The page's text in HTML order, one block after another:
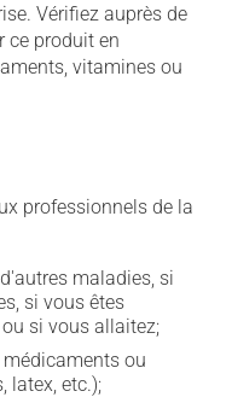
Vérifiez auprès de
ce produit en
vitamines ou
professionnels de la
maladies, si
si vous êtes
si vous allaitez;
ou
latex, etc.);